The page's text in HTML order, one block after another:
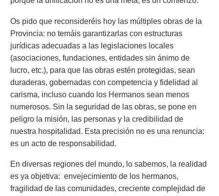
Os pido que reconsideréis hoy las múltiples obras de la
Provincia: no temáis garantizarlas con estructuras
jurídicas adecuadas a las legislaciones locales
(asociaciones, fundaciones, entidades sin ánimo de
lucro, etc.), para que las obras estén protegidas, sean
duraderas, gobernadas con competencia y fidelidad al
carisma, incluso cuando los Hermanos sean menos
numerosos. Sin la seguridad de las obras, se pone en
peligro la misión, las personas y la credibilidad de
nuestra hospitalidad. Esta precisión no es una renuncia:
es un acto de responsabilidad.
En diversas regiones del mundo, lo sabemos, la realidad
es ya objetiva: envejecimiento de los hermanos,
fragilidad de las comunidades, creciente complejidad de